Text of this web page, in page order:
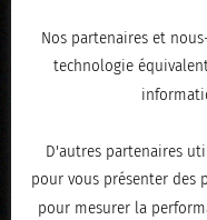
ÉCRIT LEMAI 20,
Nos partenaires et
technologie
D'autres partenaires
pour vous présenter des
pour mesurer la